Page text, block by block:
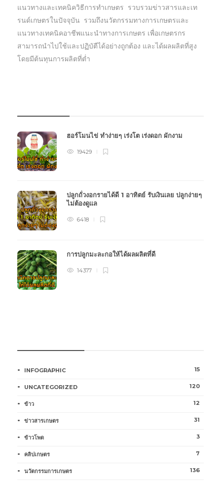
แนวทางและเทคนิควิธีการทำเกษตร รวบรวมข่าวสารและเท
รนด์เกษตรในปัจจุบัน รวมถึงนวัตกรรมทางการเกษตรและ
แนวทางเทคนิคอาชีพแนะนำทางการเกษตร เพื่อเกษตรกร
สามารถนำไปใช้และปฏิบัตืได้อย่างถูกต้อง และได้ผลผลิตที่สูง
โดยมีต้นทุนการผลิตที่ต่ำ
ฮอร์โมนไข่ ทำง่ายๆ เร่งโต เร่งดอก ผักงาม
19429
ปลูกถั่วงอกรายได้ดี 1 อาทิตย์ รับเงินเลย ปลูกง่ายๆ
ไม่ต้องดูแล
6418
การปลูกมะละกอให้ได้ผลผลิตที่ดี
14377
INFOGRAPHIC 15
UNCATEGORIZED 120
ข้าว 12
ข่าวสารเกษตร 31
ข้าวโพด 3
คลิปเกษตร 7
นวัตกรรมการเกษตร 136